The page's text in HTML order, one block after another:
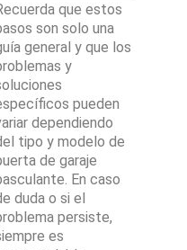
que estos
son solo una
general y que los
y
pueden
dependiendo
tipo y modelo de
de garaje
En caso
duda o si el
persiste,
es